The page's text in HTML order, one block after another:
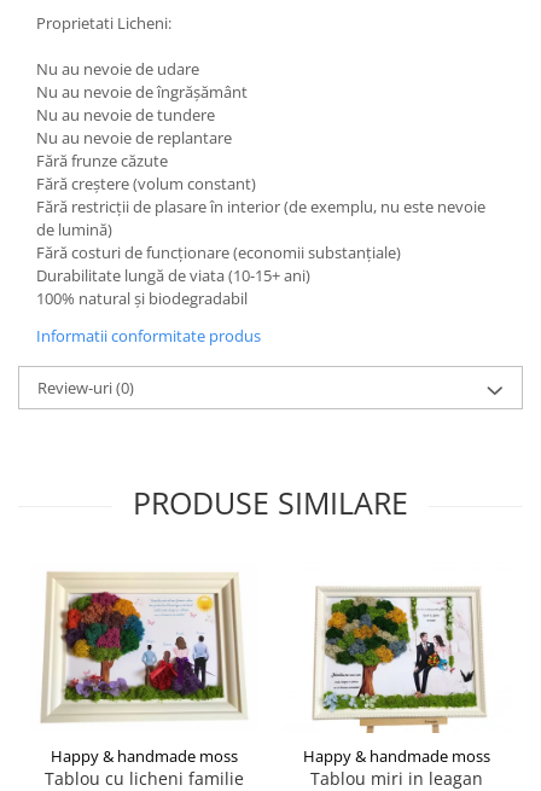
Proprietati Licheni:
Nu au nevoie de udare
Nu au nevoie de îngrășământ
Nu au nevoie de tundere
Nu au nevoie de replantare
Fără frunze căzute
Fără creștere (volum constant)
Fără restricții de plasare în interior (de exemplu, nu este nevoie
de lumină)
Fără costuri de funcționare (economii substanțiale)
Durabilitate lungă de viata (10-15+ ani)
100% natural și biodegradabil
Informatii conformitate produs
Review-uri(0)
PRODUSE SIMILARE
Happy & handmade moss
Tablou cu licheni familie
Happy & handmade moss
Tablou miri in leagan